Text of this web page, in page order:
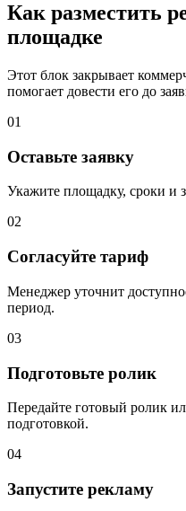
Как разместить
площадке
Этот блок закрывает
помогает довести его до
01
Оставьте заявку
Укажите площадку, сроки и
02
Согласуйте тариф
Менеджер уточнит
период.
03
Подготовьте ролик
Передайте готовый ролик
подготовкой.
04
Запустите рекламу